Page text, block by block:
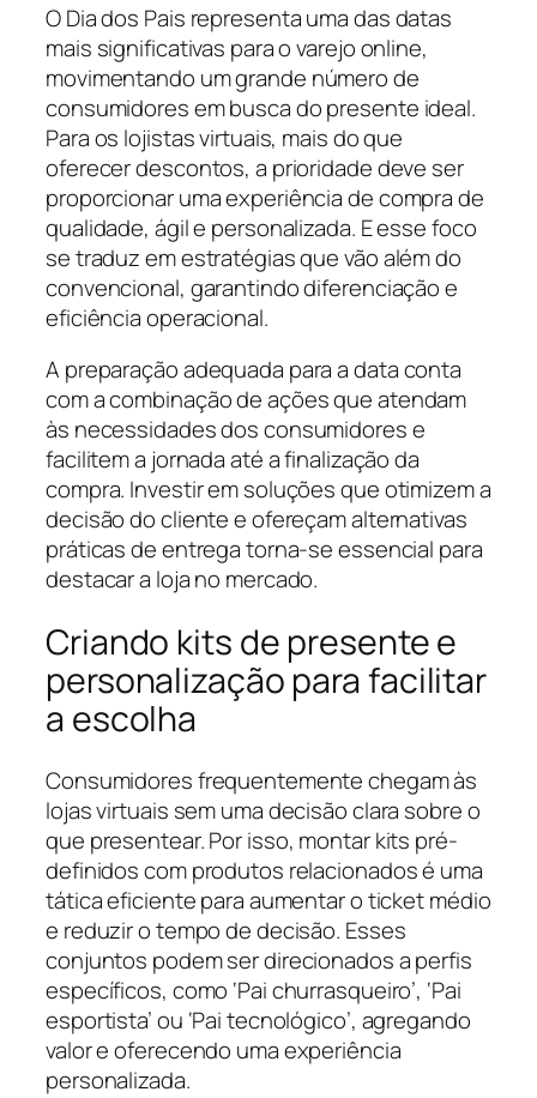
O Dia dos Pais representa uma das datas
mais significativas para o varejo online,
movimentando um grande número de
consumidores em busca do presente ideal.
Para os lojistas virtuais, mais do que
oferecer descontos, a prioridade deve ser
proporcionar uma experiência de compra de
qualidade, ágil e personalizada. E esse foco
se traduz em estratégias que vão além do
convencional, garantindo diferenciação e
eficiência operacional.
A preparação adequada para a data conta
com a combinação de ações que atendam
às necessidades dos consumidores e
facilitem a jornada até a finalização da
compra. Investir em soluções que otimizem a
decisão do cliente e ofereçam alternativas
práticas de entrega torna-se essencial para
destacar a loja no mercado.
Criando kits de presente e
personalização para facilitar
a escolha
Consumidores frequentemente chegam às
lojas virtuais sem uma decisão clara sobre o
que presentear. Por isso, montar kits pré-
definidos com produtos relacionados é uma
tática eficiente para aumentar o ticket médio
e reduzir o tempo de decisão. Esses
conjuntos podem ser direcionados a perfis
específicos, como ‘Pai churrasqueiro’, ‘Pai
esportista’ ou ‘Pai tecnológico’, agregando
valor e oferecendo uma experiência
personalizada.